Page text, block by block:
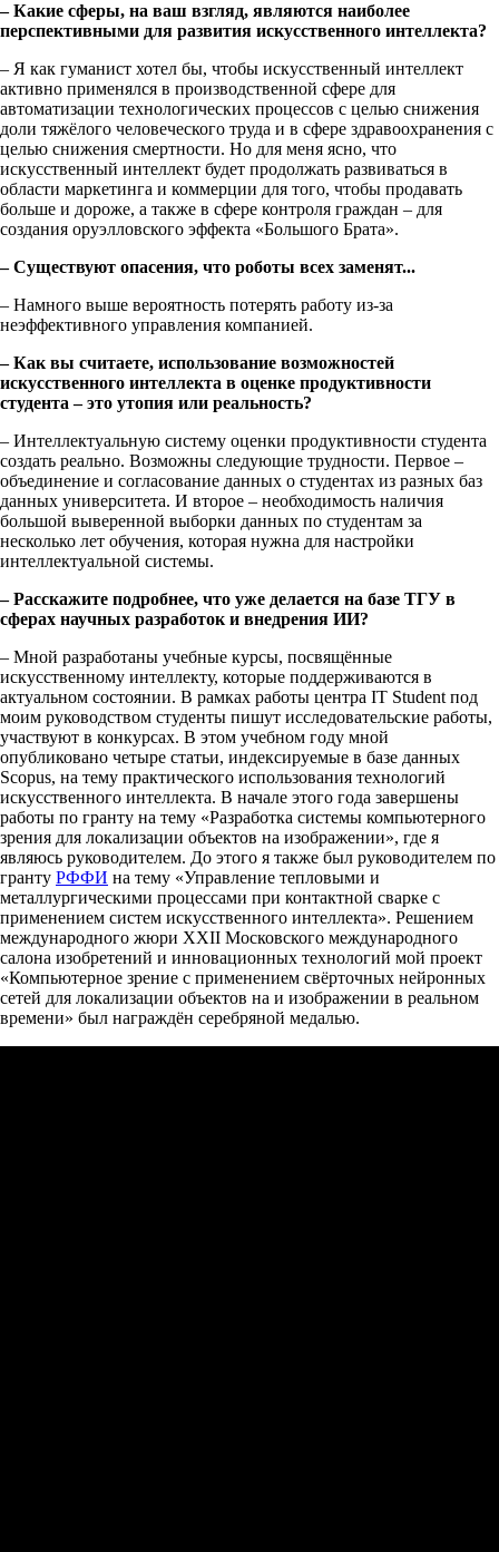
– Какие сферы, на ваш взгляд, являются наиболее
перспективными для развития искусственного интеллекта?
– Я как гуманист хотел бы, чтобы искусственный интеллект
активно применялся в производственной сфере для
автоматизации технологических процессов с целью снижения
доли тяжёлого человеческого труда и в сфере здравоохранения с
целью снижения смертности. Но для меня ясно, что
искусственный интеллект будет продолжать развиваться в
области маркетинга и коммерции для того, чтобы продавать
больше и дороже, а также в сфере контроля граждан – для
создания оруэлловского эффекта «Большого Брата».
– Существуют опасения, что роботы всех заменят...
– Намного выше вероятность потерять работу из-за
неэффективного управления компанией.
– Как вы считаете, использование возможностей
искусственного интеллекта в оценке продуктивности
студента – это утопия или реальность?
– Интеллектуальную систему оценки продуктивности студента
создать реально. Возможны следующие трудности. Первое –
объединение и согласование данных о студентах из разных баз
данных университета. И второе – необходимость наличия
большой выверенной выборки данных по студентам за
несколько лет обучения, которая нужна для настройки
интеллектуальной системы.
– Расскажите подробнее, что уже делается на базе ТГУ в
сферах научных разработок и внедрения ИИ?
– Мной разработаны учебные курсы, посвящённые
искусственному интеллекту, которые поддерживаются в
актуальном состоянии. В рамках работы центра IT Student под
моим руководством студенты пишут исследовательские работы,
участвуют в конкурсах. В этом учебном году мной
опубликовано четыре статьи, индексируемые в базе данных
Scopus, на тему практического использования технологий
искусственного интеллекта. В начале этого года завершены
работы по гранту на тему «Разработка системы компьютерного
зрения для локализации объектов на изображении», где я
являюсь руководителем. До этого я также был руководителем по
гранту РФФИ на тему «Управление тепловыми и
металлургическими процессами при контактной сварке с
применением систем искусственного интеллекта». Решением
международного жюри XXII Московского международного
салона изобретений и инновационных технологий мой проект
«Компьютерное зрение с применением свёрточных нейронных
сетей для локализации объектов на и изображении в реальном
времени» был награждён серебряной медалью.